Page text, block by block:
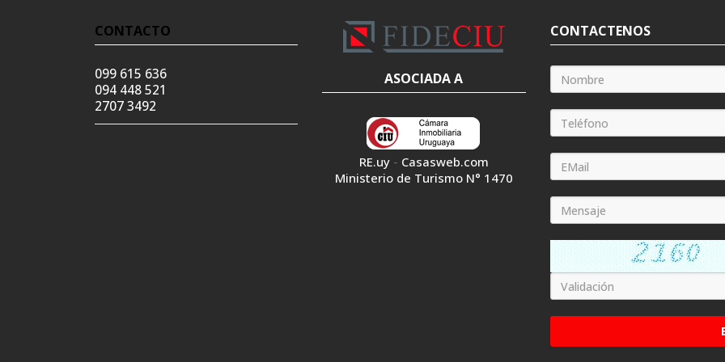
CONTACTO
099 615 636
094 448 521
2707 3492
ASOCIADA A
RE.uy- Casasweb.com
Ministerio de Turismo N° 1470
CONTACTENOS